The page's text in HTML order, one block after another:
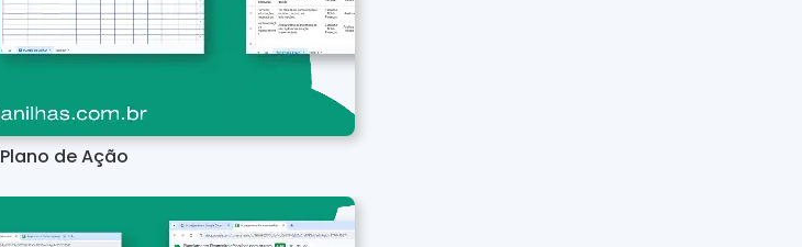
Plano de Ação